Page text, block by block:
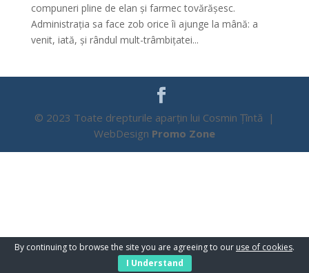
compuneri pline de elan și farmec tovărășesc.
Administrația sa face zob orice îi ajunge la mână: a
venit, iată, și rândul mult-trâmbițatei...
© 2023 Toate drepturile aparțin lui Cosmin Țîntă |
WebDesign Promo Zone
By continuing to browse the site you are agreeing to our use of cookies.
I Understand